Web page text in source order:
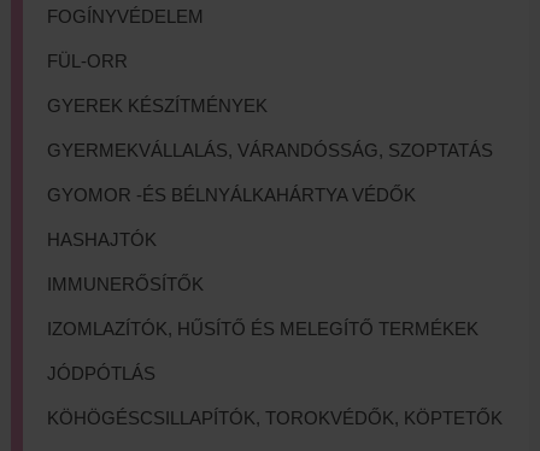
FOGÍNYVÉDELEM
FÜL-ORR
GYEREK KÉSZÍTMÉNYEK
GYERMEKVÁLLALÁS, VÁRANDÓSSÁG, SZOPTATÁS
GYOMOR -ÉS BÉLNYÁLKAHÁRTYA VÉDŐK
HASHAJTÓK
IMMUNERŐSÍTŐK
IZOMLAZÍTÓK, HŰSÍTŐ ÉS MELEGÍTŐ TERMÉKEK
JÓDPÓTLÁS
KÖHÖGÉSCSILLAPÍTÓK, TOROKVÉDŐK, KÖPTETŐK